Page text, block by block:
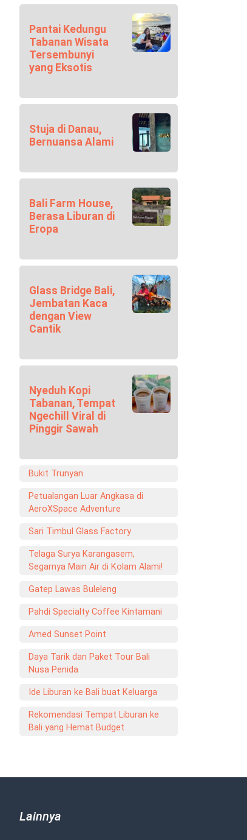
Pantai Kedungu
Tabanan Wisata
Tersembunyi
yang Eksotis
Stuja di Danau,
Bernuansa Alami
Bali Farm House,
Berasa Liburan di
Eropa
Glass Bridge Bali,
Jembatan Kaca
dengan View
Cantik
Nyeduh Kopi
Tabanan, Tempat
Ngechill Viral di
Pinggir Sawah
Bukit Trunyan
Petualangan Luar Angkasa di
AeroXSpace Adventure
Sari Timbul Glass Factory
Telaga Surya Karangasem,
Segarnya Main Air di Kolam Alami!
Gatep Lawas Buleleng
Pahdi Specialty Coffee Kintamani
Amed Sunset Point
Daya Tarik dan Paket Tour Bali
Nusa Penida
Ide Liburan ke Bali buat Keluarga
Rekomendasi Tempat Liburan ke
Bali yang Hemat Budget
Lainnya